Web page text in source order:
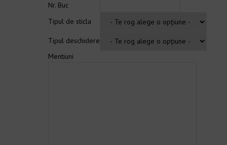
Nr. Buc
Tipul de sticla
Tipul deschidere
Mentiuni